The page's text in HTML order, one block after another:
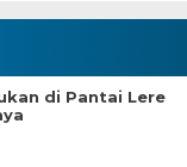
di Pantai Lere